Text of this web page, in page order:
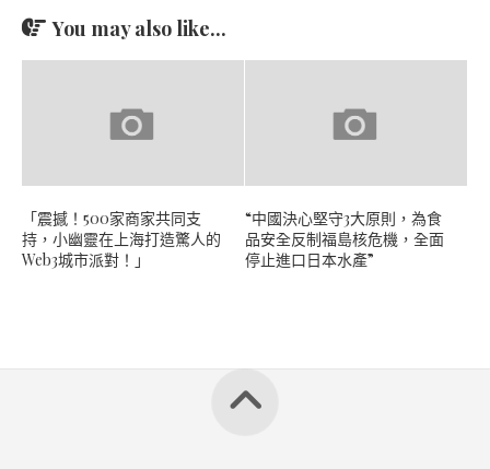
You may also like...
「震撼！500家商家共同支
持，小幽靈在上海打造驚人的
Web3城市派對！」
“中國決心堅守3大原則，為食
品安全反制福島核危機，全面
停止進口日本水產”